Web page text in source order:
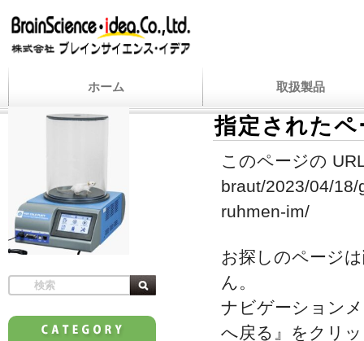
ホーム 取扱製品
指定された
このページの
braut/2023/04/
ruhmen-im/
お探しのページ
ん。
ナビゲーション
へ戻る』をクリ